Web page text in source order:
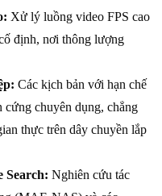
Xử lý luồng video FPS cao
định, nơi thông lượng
Các kịch bản với hạn chế
cứng chuyên dụng, chẳng
thực trên dây chuyền lắp
Search: Nghiên cứu tác